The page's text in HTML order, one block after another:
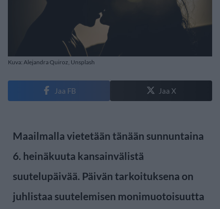
Kuva: Alejandra Quiroz, Unsplash
Jaa FB Jaa X
Maailmalla vietetään tänään sunnuntaina
6. heinäkuuta kansainvälistä
suutelupäivää. Päivän tarkoituksena on
juhlistaa suutelemisen monimuotoisuutta